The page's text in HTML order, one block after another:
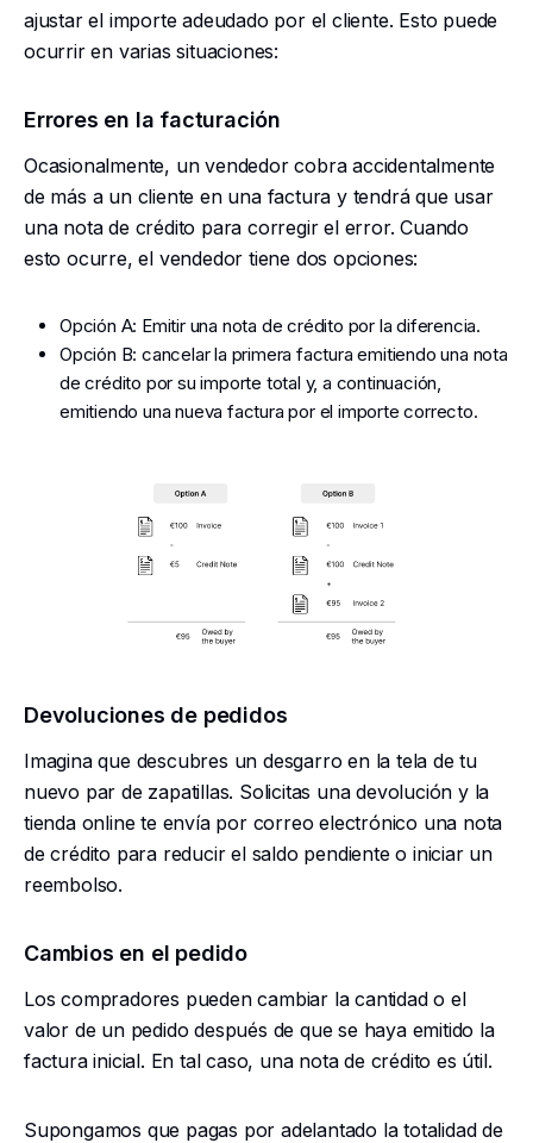
ajustar el importe adeudado por el cliente. Esto puede
ocurrir en varias situaciones:
Errores en la facturación
Ocasionalmente, un vendedor cobra accidentalmente
de más a un cliente en una factura y tendrá que usar
una nota de crédito para corregir el error. Cuando
esto ocurre, el vendedor tiene dos opciones:
Opción A: Emitir una nota de crédito por la diferencia.
Opción B: cancelar la primera factura emitiendo una nota
de crédito por su importe total y, a continuación,
emitiendo una nueva factura por el importe correcto.
Devoluciones de pedidos
Imagina que descubres un desgarro en la tela de tu
nuevo par de zapatillas. Solicitas una devolución y la
tienda online te envía por correo electrónico una nota
de crédito para reducir el saldo pendiente o iniciar un
reembolso.
Cambios en el pedido
Los compradores pueden cambiar la cantidad o el
valor de un pedido después de que se haya emitido la
factura inicial. En tal caso, una nota de crédito es útil.
Supongamos que pagas por adelantado la totalidad de